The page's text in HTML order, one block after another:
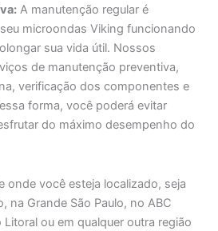
A manutenção regular é
microondas Viking funcionando
sua vida útil. Nossos
de manutenção preventiva,
verificação dos componentes e
forma, você poderá evitar
do máximo desempenho do
onde você esteja localizado, seja
na Grande São Paulo, no ABC
ou em qualquer outra região